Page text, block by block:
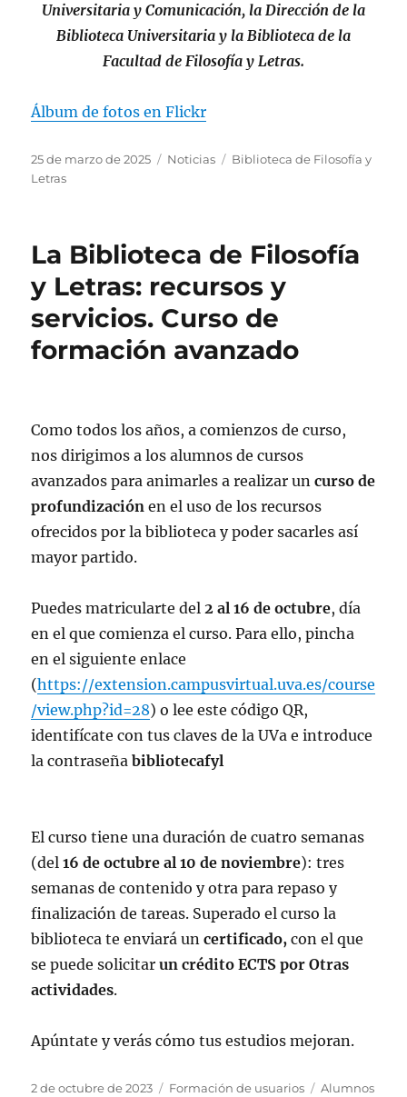
Universitaria y Comunicación, la Dirección de la
Biblioteca Universitaria y la Biblioteca de la
Facultad de Filosofía y Letras.
Álbum de fotos en Flickr
Publicado
el
25 de marzo de 2025 Categorías
Noticias Etiquetas
Biblioteca de Filosofía y
Letras
La Biblioteca de Filosofía
y Letras: recursos y
servicios. Curso de
formación avanzado
Como todos los años, a comienzos de curso,
nos dirigimos a los alumnos de cursos
avanzados para animarles a realizar uncurso de
profundizaciónen el uso de los recursos
ofrecidos por la biblioteca y poder sacarles así
mayor partido.
Puedes matricularte del2 al 16 de octubre, día
en el que comienza el curso. Para ello, pincha
en el siguiente enlace
(https://extension.campusvirtual.uva.es/course
/view.php?id=28) o lee este código QR,
identifícate con tus claves de la UVa e introduce
la contraseñabibliotecafyl
El curso tiene una duración de cuatro semanas
(del16 de octubre al 10 de noviembre): tres
semanas de contenido y otra para repaso y
finalización de tareas. Superado el curso la
biblioteca te enviará uncertificado,con el que
se puede solicitar un crédito ECTS por Otras
actividades.
Apúntate y verás cómo tus estudios mejoran.
Publicado
2 de octubre de 2023 Categorías
Formación de usuarios Etiquetas
Alumnos